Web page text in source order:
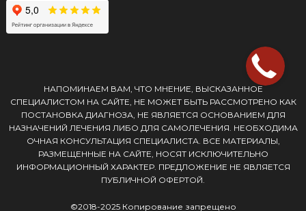
НАПОМИНАЕМ ВАМ, ЧТО МНЕНИЕ, ВЫСКАЗАННОЕ
СПЕЦИАЛИСТОМ НА САЙТЕ, НЕ МОЖЕТ БЫТЬ РАССМОТРЕНО КАК
ПОСТАНОВКА ДИАГНОЗА, НЕ ЯВЛЯЕТСЯ ОСНОВАНИЕМ ДЛЯ
НАЗНАЧЕНИЙ ЛЕЧЕНИЯ ЛИБО ДЛЯ САМОЛЕЧЕНИЯ. НЕОБХОДИМА
ОЧНАЯ КОНСУЛЬТАЦИЯ СПЕЦИАЛИСТА. ВСЕ МАТЕРИАЛЫ,
РАЗМЕЩЕННЫЕ НА САЙТЕ, НОСЯТ ИСКЛЮЧИТЕЛЬНО
ИНФОРМАЦИОННЫЙ ХАРАКТЕР. ПРЕДЛОЖЕНИЕ НЕ ЯВЛЯЕТСЯ
ПУБЛИЧНОЙ ОФЕРТОЙ.
©2018-2025 Копирование запрещено